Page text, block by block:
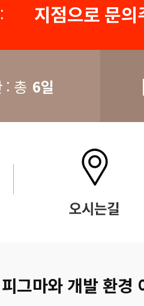
지점으로 문
: 총 6일
피그마와 개발 환경